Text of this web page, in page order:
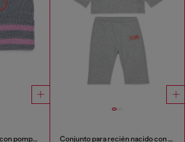
Gorro de punto a rayas con pompón, mezcla de lana Conjunto para recién nacido con estampado de logo